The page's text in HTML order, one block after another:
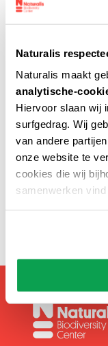
Naturalis
Naturalis maakt
analytische-
Hiervoor slaan wij
surfgedrag. Wij
van andere
onze website te
cookies die wij
samenwerken
Verstuur naar